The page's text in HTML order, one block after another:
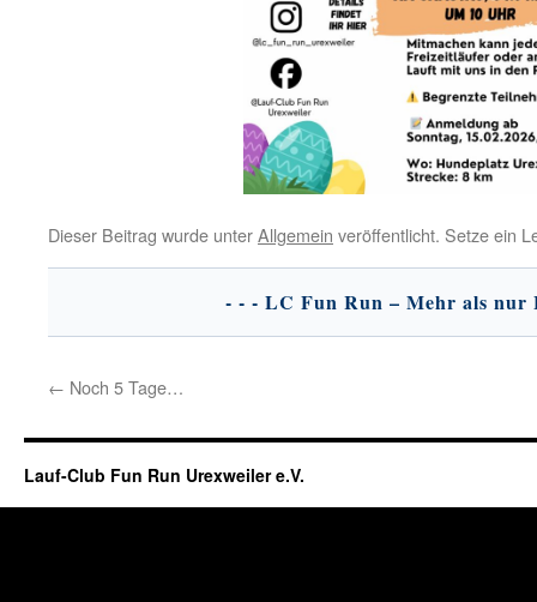
Dieser Beitrag wurde unterAllgemein veröffentlicht. Setze ein
← Noch 5 Tage…
Lauf-Club Fun Run Urexweiler e.V.